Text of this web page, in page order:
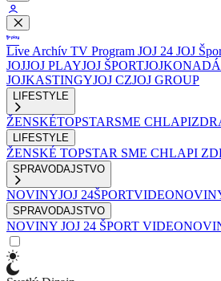
Live Archív TV Program JOJ 24 JOJ
JOJJOJ PLAYJOJ ŠPORTJOJKO
JOJKASTINGYJOJ CZJOJ GROUP
LIFESTYLE
ŽENSKÉTOPSTARSME CHLAPI
LIFESTYLE
ŽENSKÉ TOPSTAR SME CHLAPI
SPRAVODAJSTVO
NOVINYJOJ 24ŠPORT
SPRAVODAJSTVO
NOVINY JOJ 24 ŠPORT